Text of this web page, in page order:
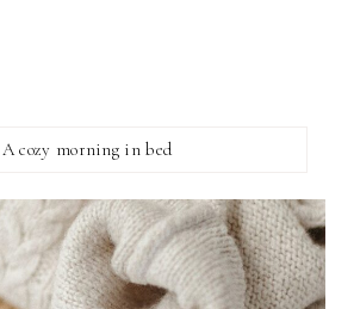
A cozy morning in bed